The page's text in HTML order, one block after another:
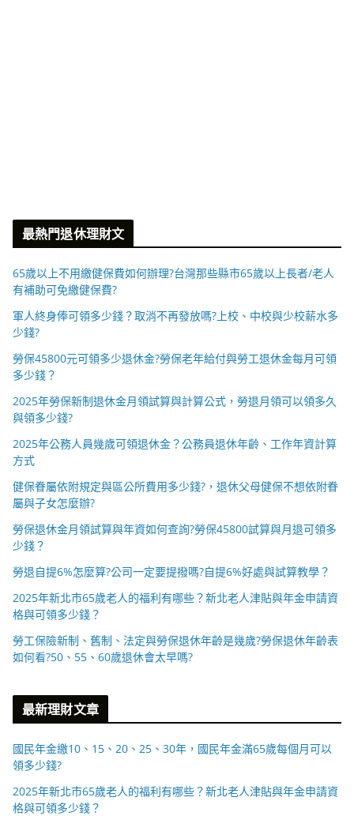
最熱門退休理財文
65歲以上不用繳健保費如何辦理?台灣那些縣市65歲以上長者/老人
有補助可免繳健保費?
軍人終身俸可領多少錢？取消不再發放嗎?上校、中校與少校薪水多
少錢?
勞保45800元可領多少退休金?勞保老年給付與勞工退休金每月可領
多少錢？
2025年勞保新制退休金月領試算與計算公式，勞退月領可以領多久
與領多少錢?
2025年公務人員幾歲可領退休金？公務員退休年齡、工作年資計算
方式
健保眷屬依附規定與區公所費用多少錢?，退休父母健保不想依附眷
屬與子女怎麼辦?
勞保退休金月領試算與年資如何查詢?勞保45800試算與月退可領多
少錢？
勞退自提6%怎麼算?公司一定要提撥嗎?自提6%好處與試算教學？
2025年新北市65歲老人的福利有哪些？新北老人津貼與年金申請資
格與可領多少錢？
勞工保險新制、舊制、法定與勞保退休年齡是幾歲?勞保退休年齡表
如何看?50、55、60歲退休會太早嗎?
最新理財文章
國民年金繳10、15、20、25、30年，國民年金滿65歲每個月可以
領多少錢?
2025年新北市65歲老人的福利有哪些？新北老人津貼與年金申請資
格與可領多少錢？